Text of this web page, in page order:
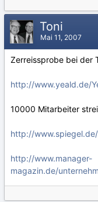
Toni
Mai 11, 2007
Zerreissprobe bei der
http://www.yeald.de/
10000 Mitarbeiter
http://
http://www.manager-
magazin.de/